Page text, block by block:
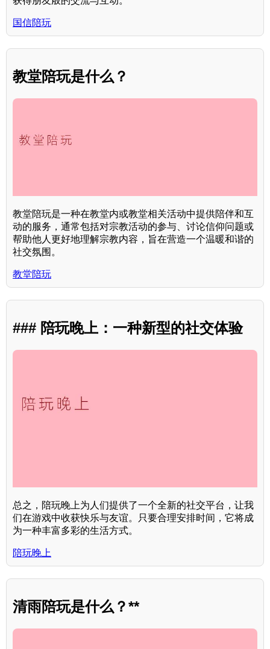
国信陪玩
教堂陪玩是什么？
教堂陪玩是一种在教堂内或教堂相关活动中提供陪伴和互
动的服务，通常包括对宗教活动的参与、讨论信仰问题或
帮助他人更好地理解宗教内容，旨在营造一个温暖和谐的
社交氛围。
教堂陪玩
### 陪玩晚上：一种新型的社交体验
总之，陪玩晚上为人们提供了一个全新的社交平台，让我
们在游戏中收获快乐与友谊。只要合理安排时间，它将成
为一种丰富多彩的生活方式。
陪玩晚上
清雨陪玩是什么？**